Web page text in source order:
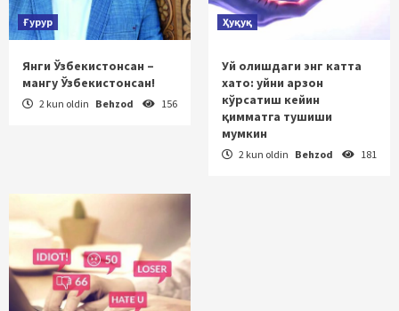
Ғурур
Янги Ўзбекистонсан –
мангу Ўзбекистонсан!
2 kun oldin Behzod 156
Ҳуқуқ
Уй олишдаги энг катта
хато: уйни арзон
кўрсатиш кейин
қимматга тушиши
мумкин
2 kun oldin Behzod 181